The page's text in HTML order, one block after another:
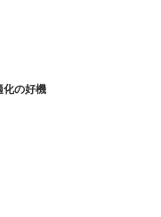
化の好機